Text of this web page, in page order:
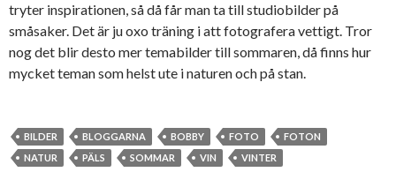
tryter inspirationen, så då får man ta till studiobilder på
småsaker. Det är ju oxo träning i att fotografera vettigt. Tror
nog det blir desto mer temabilder till sommaren, då finns hur
mycket teman som helst ute i naturen och på stan.
BILDER BLOGGARNA BOBBY FOTO
FOTON
NATUR
PÄLS SOMMAR VIN VINTER